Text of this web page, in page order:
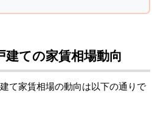
建ての家賃相場動向
て家賃相場の動向は以下の通りで